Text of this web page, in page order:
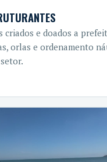
criados e doados a
orlas e ordenamento